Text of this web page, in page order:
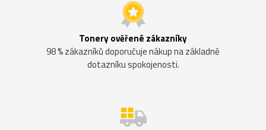
Tonery ověřené zákazníky
98 % zákazníků doporučuje nákup na základně
dotazníku spokojenosti.